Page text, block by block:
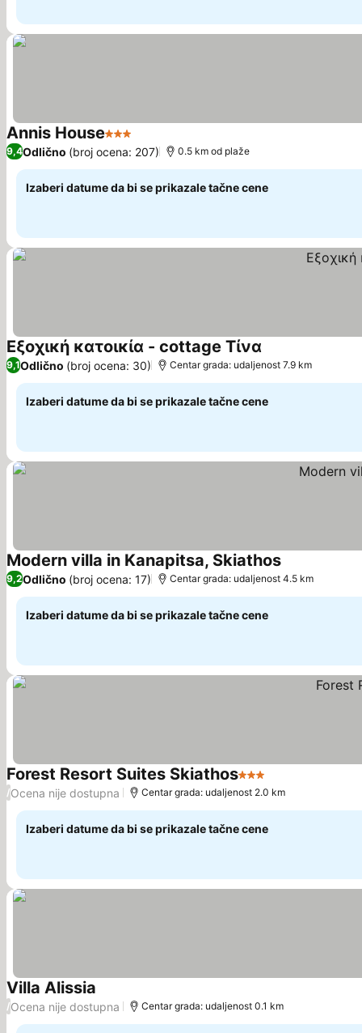
Annis House3 ZvezdicePogledaj cene
9,4Odlično (broj ocena: 207) 0.5 km od plaže
Izaberi datume da bi se prikazale tačne cene
Εξοχική κατοικία - cottage Τίνα
9,1Odlično (broj ocena: 30) Centar grada: udaljenost 7.9 km
Izaberi datume da bi se prikazale tačne cene
Modern villa in Kanapitsa, SkiathosPogledaj
9,2Odlično (broj ocena: 17) Centar grada: udaljenost 4.5 km
Izaberi datume da bi se prikazale tačne cene
Forest Resort Suites Skiathos3 Zvezdice
/Ocena nije dostupna Centar grada: udaljenost 2.0 km
Izaberi datume da bi se prikazale tačne cene
Villa Alissia Pogledaj cene
/Ocena nije dostupna Centar grada: udaljenost 0.1 km